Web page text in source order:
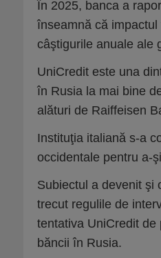
În 2025, banca a
înseamnă că
câştigurile anuale ale
UniCredit este una
în Rusia la mai bine
alături de Raiffeisen
Instituţia italiană s-a
occidentale pentru a-
Subiectul a devenit şi
trecut regulile de
tentativa UniCredit
băncii în Rusia.